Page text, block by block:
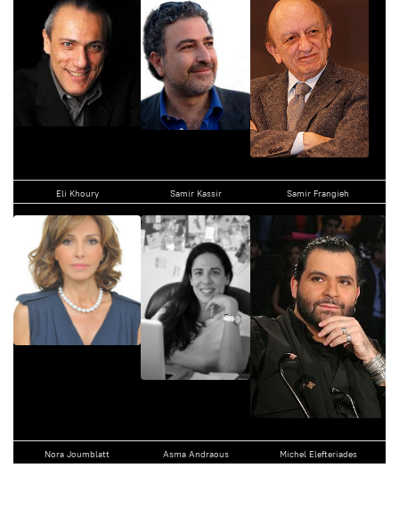
Eli Khoury Samir Kassir Samir Frangieh
Nora Joumblatt Asma Andraous Michel Elefteriades